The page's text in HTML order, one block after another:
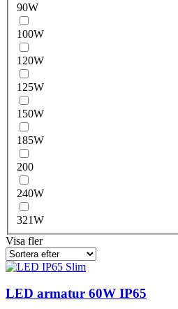
90W
100W
120W
125W
150W
185W
200
240W
321W
Visa fler
LED armatur 60W IP65